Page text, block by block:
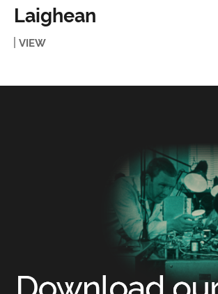
Laighean
VIEW